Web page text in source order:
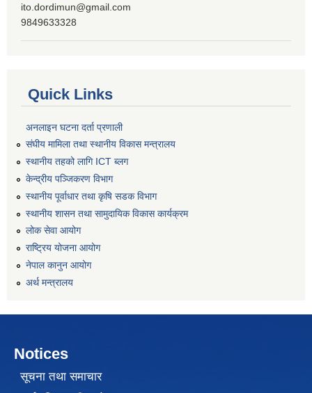
ito.dordimun@gmail.com
9849633328
Quick Links
अनलाइन घटना दर्ता प्रणाली
संघीय मामिला तथा स्थानीय विकास मन्त्रालय
स्थानीय तहको लागि ICT ब्लग
केन्द्रीय पञ्जिकरण विभाग
स्थानीय पूर्वाधार तथा कृषि सडक विभाग
स्थानीय शासन तथा सामुदायिक विकास कार्यक्रम
लोक सेवा आयोग
राष्ट्रिय योजना आयोग
नेपाल कानुन आयोग
अर्थ मन्त्रालय
Notices
सूचना तथा समाचार